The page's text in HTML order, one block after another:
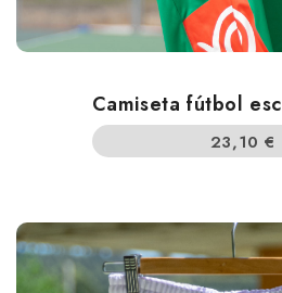
Camiseta fútbol
23,10€